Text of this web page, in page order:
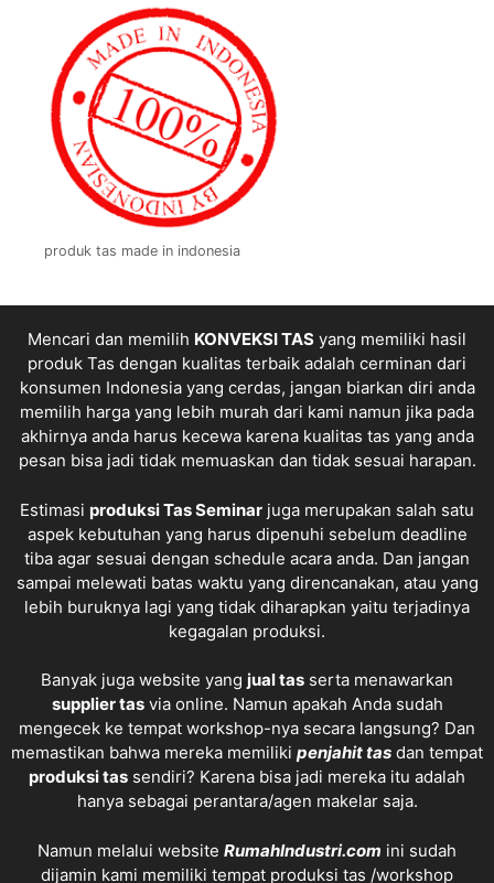
produk tas made in indonesia
Mencari dan memilih KONVEKSI TAS yang memiliki hasil
produk Tas dengan kualitas terbaik adalah cerminan dari
konsumen Indonesia yang cerdas, jangan biarkan diri anda
memilih harga yang lebih murah dari kami namun jika pada
akhirnya anda harus kecewa karena kualitas tas yang anda
pesan bisa jadi tidak memuaskan dan tidak sesuai harapan.
Estimasi produksiTas Seminar juga merupakan salah satu
aspek kebutuhan yang harus dipenuhi sebelum deadline
tiba agar sesuai dengan schedule acara anda. Dan jangan
sampai melewati batas waktu yang direncanakan, atau yang
lebih buruknya lagi yang tidak diharapkan yaitu terjadinya
kegagalan produksi.
Banyak juga website yang jual tas serta menawarkan
supplier tasvia online. Namun apakah Anda sudah
mengecek ke tempat workshop-nya secara langsung? Dan
memastikan bahwa mereka memiliki penjahit tas dan tempat
produksi tas sendiri? Karena bisa jadi mereka itu adalah
hanya sebagai perantara/agen makelar saja.
Namun melalui website RumahIndustri.com ini sudah
dijamin kami memiliki tempat produksi tas /workshop